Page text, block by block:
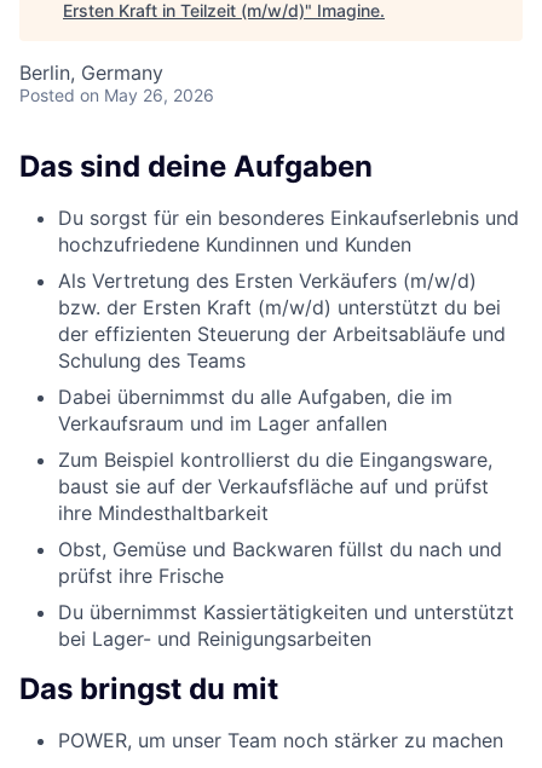
Ersten Kraft in Teilzeit (m/w/d)" Imagine.
Berlin, Germany
Posted on May 26, 2026
Das sind deine Aufgaben
Du sorgst für ein besonderes Einkaufserlebnis und
hochzufriedene Kundinnen und Kunden
Als Vertretung des Ersten Verkäufers (m/w/d)
bzw. der Ersten Kraft (m/w/d) unterstützt du bei
der effizienten Steuerung der Arbeitsabläufe und
Schulung des Teams
Dabei übernimmst du alle Aufgaben, die im
Verkaufsraum und im Lager anfallen
Zum Beispiel kontrollierst du die Eingangsware,
baust sie auf der Verkaufsfläche auf und prüfst
ihre Mindesthaltbarkeit
Obst, Gemüse und Backwaren füllst du nach und
prüfst ihre Frische
Du übernimmst Kassiertätigkeiten und unterstützt
bei Lager- und Reinigungsarbeiten
Das bringst du mit
POWER, um unser Team noch stärker zu machen